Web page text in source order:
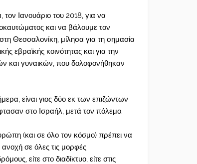
Ιανουάριο του 2018, για να
και να βάλουμε τον
Θεσσαλονίκη, μίλησα για τη σημασία
εβραϊκής κοινότητας και για την
και γυναικών, που δολοφονήθηκαν
είναι γιος δύο εκ των επιζώντων
στο Ισραήλ, μετά τον πόλεμο.
(και σε όλο τον κόσμο) πρέπει να
σε όλες τις μορφές
είτε στο διαδίκτυο, είτε στις